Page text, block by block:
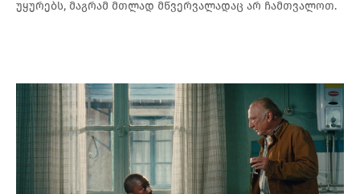
უყურებს, მაგრამ მთლად მწვერვალადაც არ ჩამთვალოთ.